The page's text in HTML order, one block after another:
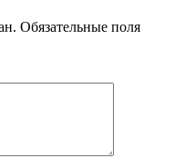
Обязательные поля